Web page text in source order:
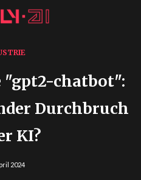
"gpt2-chatbot":
Durchbruch
KI?
2024